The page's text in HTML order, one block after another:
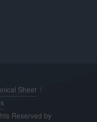
Sheet /
Reserved by